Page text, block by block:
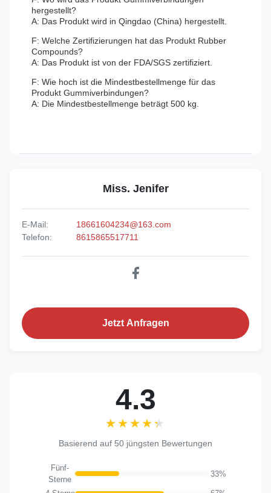
hergestellt?
A: Das Produkt wird in Qingdao (China) hergestellt.
F: Welche Zertifizierungen hat das Produkt Rubber
Compounds?
A: Das Produkt ist von der FDA/SGS zertifiziert.
F: Wie hoch ist die Mindestbestellmenge für das
Produkt Gummiverbindungen?
A: Die Mindestbestellmenge beträgt 500 kg.
Miss. Jenifer
E-Mail:
18661604234@163.com
Telefon:
8615865517711
Jetzt Anfragen
4.3
★★★★★
★★★★★
Basierend auf 50 jüngsten Bewertungen
Fünf-
Sterne
33%